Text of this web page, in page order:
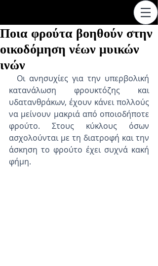
Ποια φρούτα βοηθούν στην
οικοδόμηση νέων μυικών
ινών
κατανάλωση φρουκτόζης και
υδατανθράκων, έχουν κάνει πολλούς
να μείνουν μακριά από οποιοδήποτε
φρούτο. Στους κύκλους όσων
ασχολούνται με τη διατροφή και την
άσκηση το φρούτο έχει συχνά κακή
φήμη.